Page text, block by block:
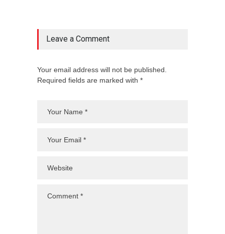
Leave a Comment
Your email address will not be published.
Required fields are marked with *